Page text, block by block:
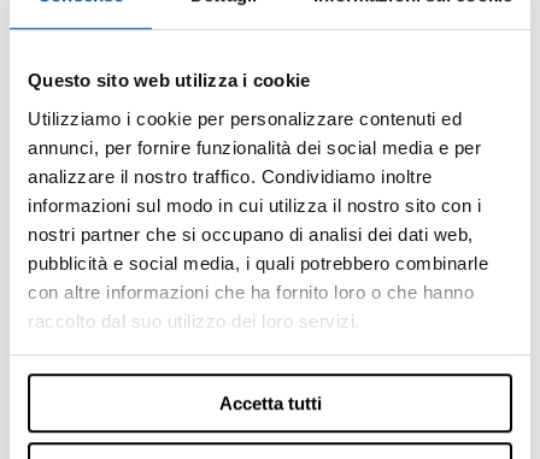
Questo sito web utilizza i cookie
Utilizziamo i cookie per personalizzare contenuti ed
annunci, per fornire funzionalità dei social media e per
analizzare il nostro traffico. Condividiamo inoltre
informazioni sul modo in cui utilizza il nostro sito con i
nostri partner che si occupano di analisi dei dati web,
pubblicità e social media, i quali potrebbero combinarle
con altre informazioni che ha fornito loro o che hanno
raccolto dal suo utilizzo dei loro servizi.
Accetta tutti
HELIUM TEST BENCH FOR CONDENSER - Leak
Test Helium